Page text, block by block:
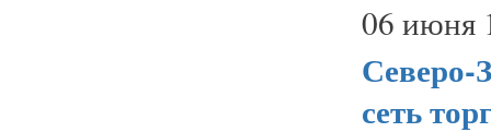
06 июня
Северо-
сеть